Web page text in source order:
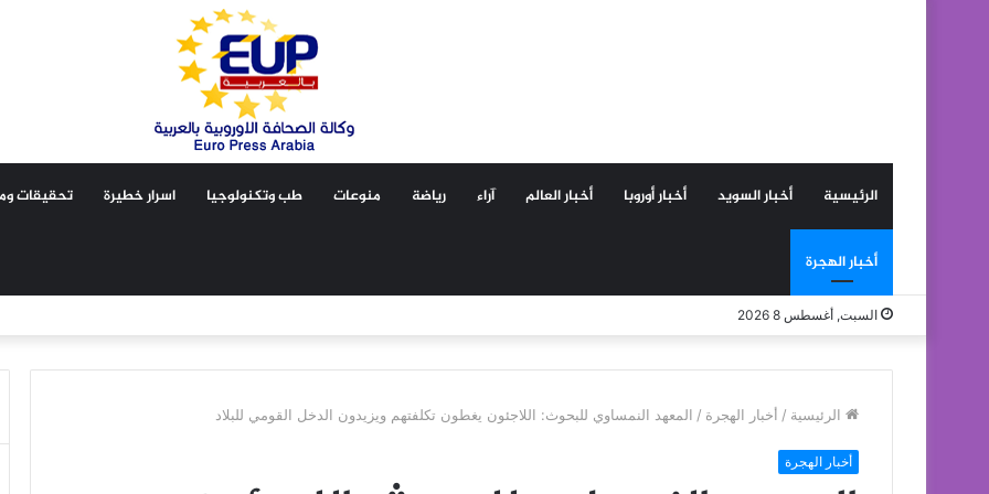
الرئيسية أخبار السويد أخبار أوروبا أخبار العالم آراء رياضة منوعات طب وتكنولوجيا اسرار خطيرة تحقيقات
أخبار الهجرة
السبت, أغسطس 8 2026
الرئيسية / أخبار الهجرة / المعهد النمساوي للبحوث: اللاجئون يغطون تكلفتهم ويزيدون الدخل القومي للبلاد
أخبار الهجرة